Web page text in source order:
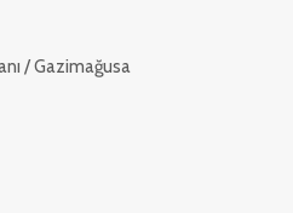
/ Gazimağusa